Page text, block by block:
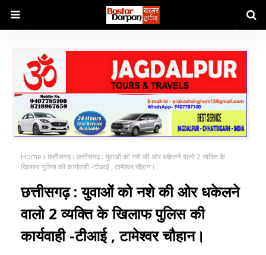
Home छत्तीसगढ़ छत्तीसगढ़ : युवाओं को नशे की ओर धकेलने वालो 2 व्यक्ति के
खिलाफ पुलिस की कार्यवाही -टीआई , टामेश्वर चौहान।
छत्तीसगढ़ : युवाओं को नशे की ओर धकेलने
वालो 2 व्यक्ति के खिलाफ पुलिस की
कार्यवाही -टीआई , टामेश्वर चौहान।